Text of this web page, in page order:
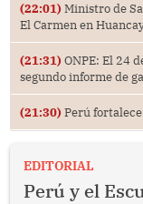
(22:01) Ministro de
El Carmen en
(21:31) ONPE: El 24
segundo informe de
(21:30) Perú
EDITORIAL
Perú y el